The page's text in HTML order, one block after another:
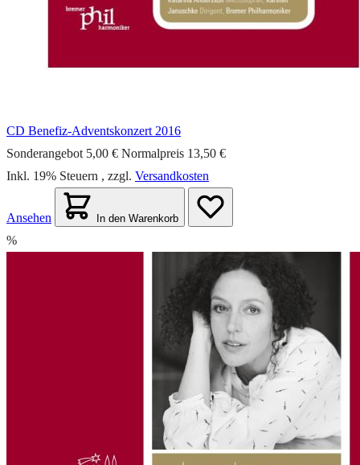
CD Benefiz-Adventskonzert 2016
Sonderangebot 5,00 € Normalpreis 13,50 €
Inkl. 19% Steuern , zzgl. Versandkosten
Ansehen In den Warenkorb
%